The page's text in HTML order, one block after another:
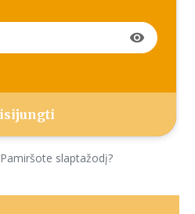
visibility
Pamiršote slaptažodį?